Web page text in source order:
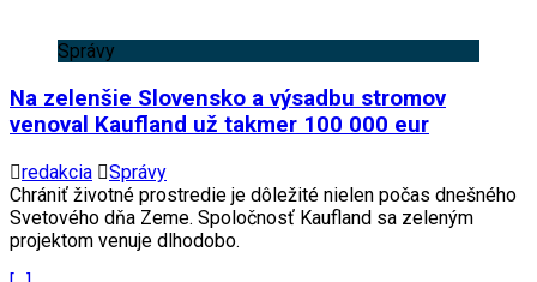
Správy
Na zelenšie Slovensko a výsadbu stromov
venoval Kaufland už takmer 100 000 eur
redakcia
Správy
Chrániť životné prostredie je dôležité nielen počas dnešného
Svetového dňa Zeme. Spoločnosť Kaufland sa zeleným
projektom venuje dlhodobo.